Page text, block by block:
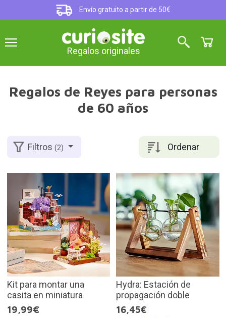
Envío gratuito a partir de 50€
Regalos originales
Regalos de Reyes para personas
de 60 años
Ordenar
Filtros(2)
Kit para montar una
casita en miniatura
19,99€
Hydra: Estación de
propagación doble
16,45€